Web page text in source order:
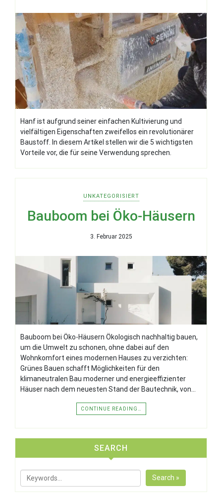
Hanf ist aufgrund seiner einfachen Kultivierung und
vielfältigen Eigenschaften zweifellos ein revolutionärer
Baustoff. In diesem Artikel stellen wir die 5 wichtigsten
Vorteile vor, die für seine Verwendung sprechen.
UNKATEGORISIERT
Bauboom bei Öko-Häusern
3. Februar 2025
Bauboom bei Öko-Häusern Ökologisch nachhaltig bauen,
um die Umwelt zu schonen, ohne dabei auf den
Wohnkomfort eines modernen Hauses zu verzichten:
Grünes Bauen schafft Möglichkeiten für den
klimaneutralen Bau moderner und energieeffizienter
Häuser nach dem neuesten Stand der Bautechnik, von…
CONTINUE READING…
SEARCH
Search »